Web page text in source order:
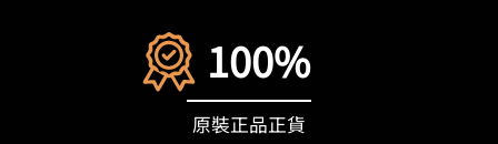
100%
原裝正品正貨